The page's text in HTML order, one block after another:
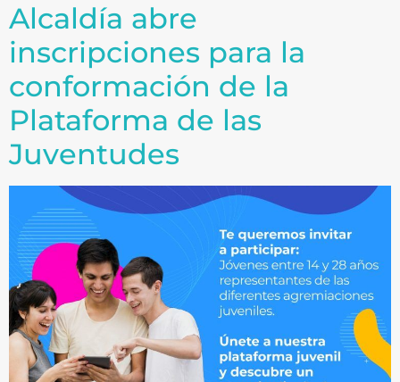
Alcaldía abre
inscripciones para la
conformación de la
Plataforma de las
Juventudes